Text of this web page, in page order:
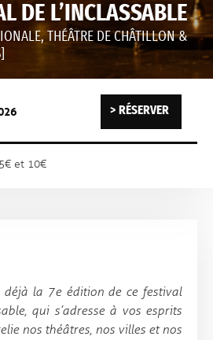
DE L’INCLASSABLE
THÉÂTRE DE CHÂTILLON &
RÉSERVER
et 10€
déjà la 7e édition de ce festival
qui s’adresse à vos esprits
nos théâtres, nos villes et nos